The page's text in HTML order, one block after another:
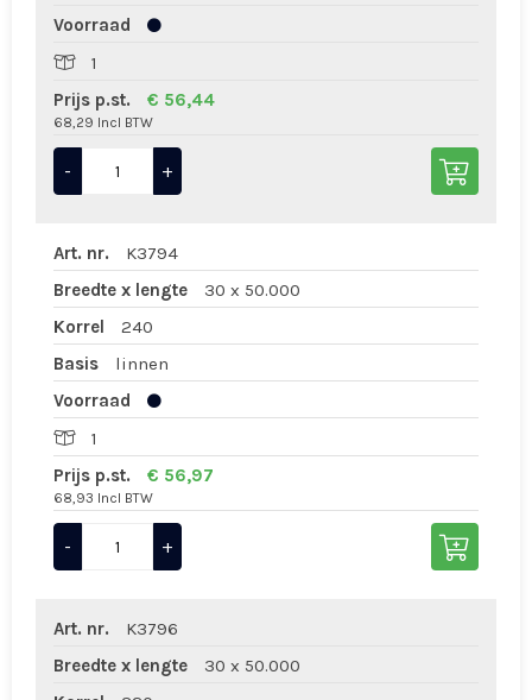
Voorraad
1
Prijs p.st.
€ 56,44
68,29 Incl BTW
- +
Art. nr.
K3794
Breedte x lengte
30 x 50.000
Korrel
240
Basis
linnen
Voorraad
1
Prijs p.st.
€ 56,97
68,93 Incl BTW
- +
Art. nr.
K3796
Breedte x lengte
30 x 50.000